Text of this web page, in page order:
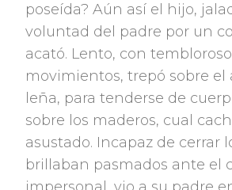
poseída? Aún así el hijo,
voluntad del padre por un
acató. Lento, con
movimientos, trepó sobre el
leña, para tenderse de
sobre los maderos, cual
asustado. Incapaz de cerrar
brillaban pasmados ante el